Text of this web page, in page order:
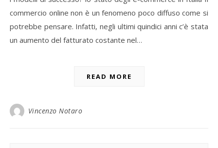
commercio online non è un fenomeno poco diffuso come si
potrebbe pensare. Infatti, negli ultimi quindici anni c’è stata
un aumento del fatturato costante nel…
READ MORE
Vincenzo Notaro